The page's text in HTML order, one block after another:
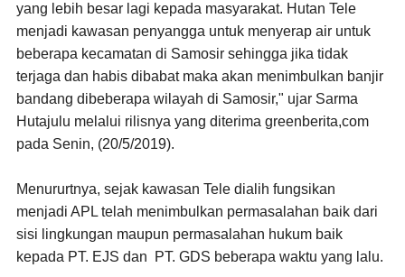
yang lebih besar lagi kepada masyarakat. Hutan Tele
menjadi kawasan penyangga untuk menyerap air untuk
beberapa kecamatan di Samosir sehingga jika tidak
terjaga dan habis dibabat maka akan menimbulkan banjir
bandang dibeberapa wilayah di Samosir," ujar Sarma
Hutajulu melalui rilisnya yang diterima greenberita,com
pada Senin, (20/5/2019).
Menururtnya, sejak kawasan Tele dialih fungsikan
menjadi APL telah menimbulkan permasalahan baik dari
sisi lingkungan maupun permasalahan hukum baik
kepada PT. EJS dan PT. GDS beberapa waktu yang lalu.